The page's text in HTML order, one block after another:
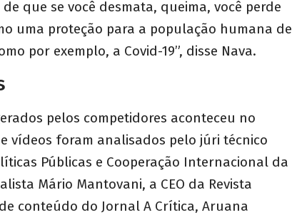
que se você desmata, queima, você perde
uma proteção para a população humana de
por exemplo, a Covid-19”, disse Nava.
pelos competidores aconteceu no
vídeos foram analisados pelo júri técnico
Públicas e Cooperação Internacional da
Mário Mantovani, a CEO da Revista
conteúdo do Jornal A Crítica, Aruana